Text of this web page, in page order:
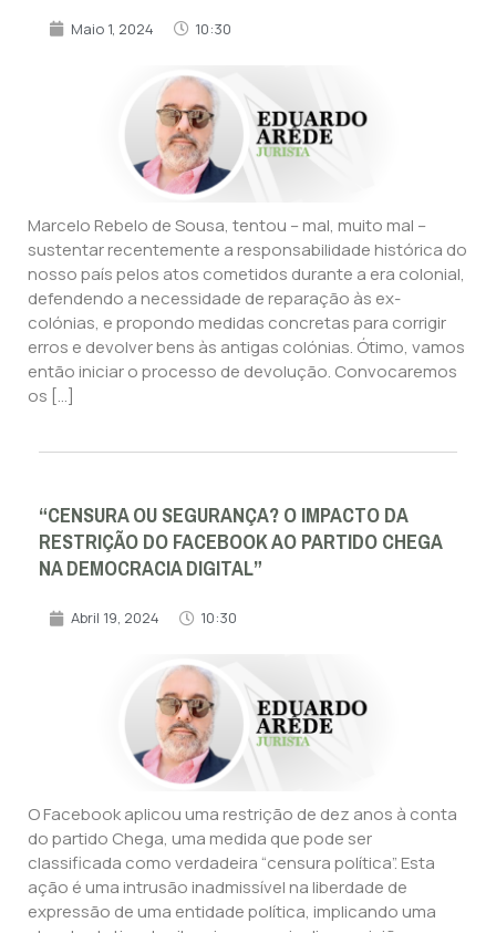
Maio 1, 2024 10:30
Marcelo Rebelo de Sousa, tentou – mal, muito mal –
sustentar recentemente a responsabilidade histórica do
nosso país pelos atos cometidos durante a era colonial,
defendendo a necessidade de reparação às ex-
colónias, e propondo medidas concretas para corrigir
erros e devolver bens às antigas colónias. Ótimo, vamos
então iniciar o processo de devolução. Convocaremos
os […]
“CENSURA OU SEGURANÇA? O IMPACTO DA
RESTRIÇÃO DO FACEBOOK AO PARTIDO CHEGA
NA DEMOCRACIA DIGITAL”
Abril 19, 2024 10:30
O Facebook aplicou uma restrição de dez anos à conta
do partido Chega, uma medida que pode ser
classificada como verdadeira “censura política”. Esta
ação é uma intrusão inadmissível na liberdade de
expressão de uma entidade política, implicando uma